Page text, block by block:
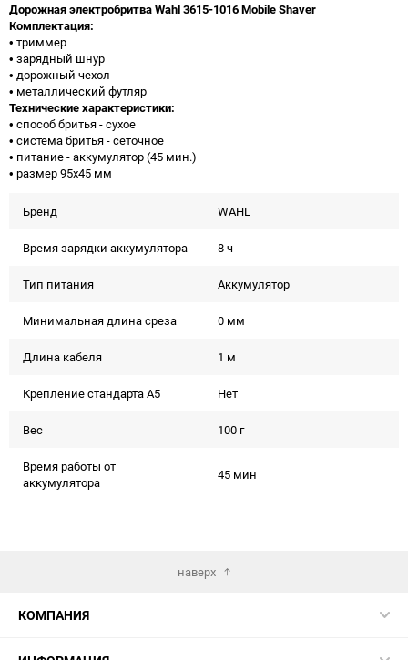
Дорожная электробритва Wahl 3615-1016 Mobile Shaver
Комплектация:
• триммер
• зарядный шнур
• дорожный чехол
• металлический футляр
Технические характеристики:
• способ бритья - сухое
• система бритья - сеточное
• питание - аккумулятор (45 мин.)
• размер 95х45 мм
Бренд WAHL
Время зарядки аккумулятора 8 ч
Тип питания Аккумулятор
Минимальная длина среза 0 мм
Длина кабеля 1 м
Крепление стандарта А5 Нет
Вес 100 г
Время работы от
аккумулятора
45 мин
наверх
КОМПАНИЯ